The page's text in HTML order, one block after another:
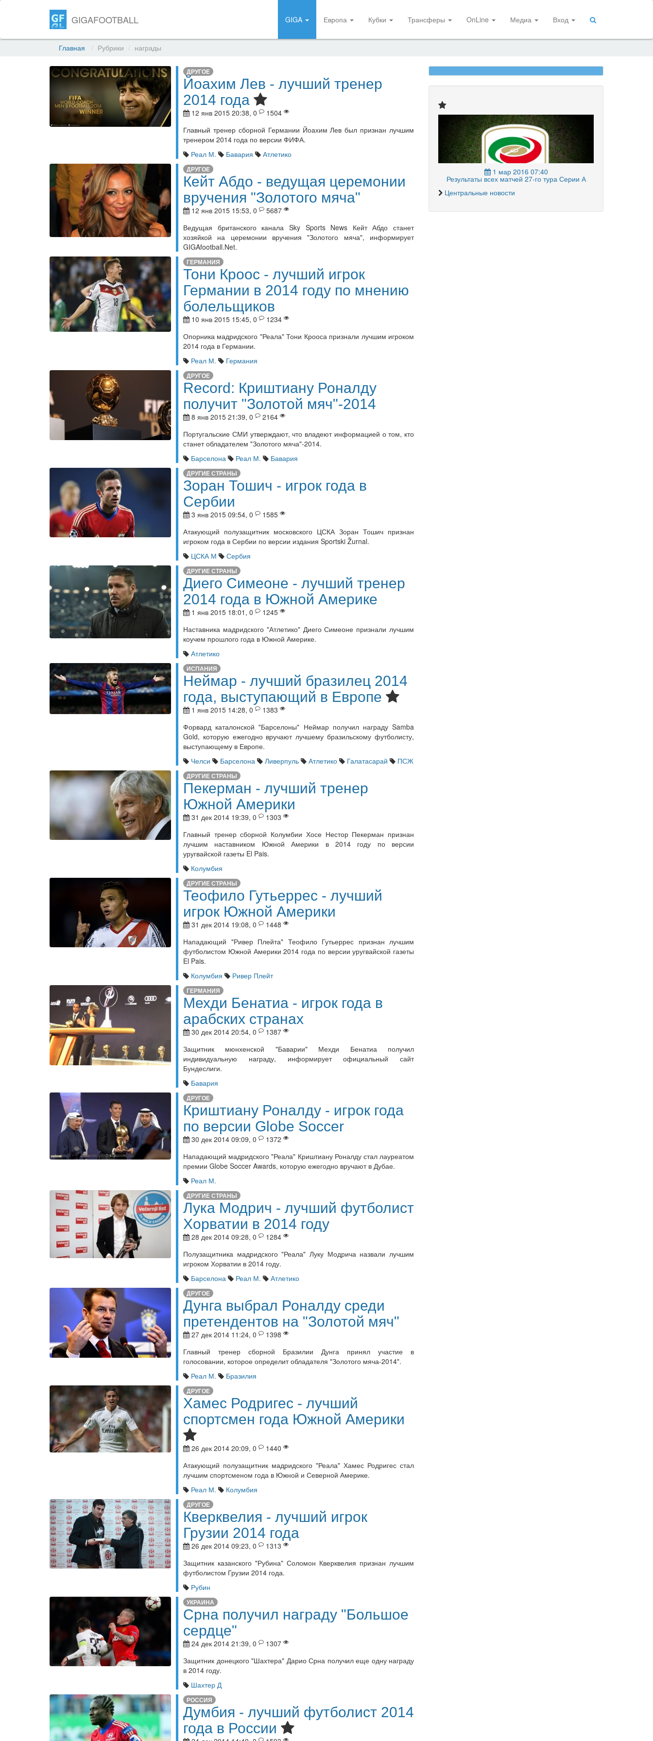
GIGAFOOTBALL GIGA Европа Кубки Трансферы OnLine Медиа Вход
Главная Рубрики награды
ДРУГОЕ
Йоахим Лев - лучший тренер
2014 года
12 янв 2015 20:38, 0
1504
Главный тренер сборной Германии Йоахим Лев был признан лучшим
тренером 2014 года по версии ФИФА.
Реал М.
Бавария Атлетико
ДРУГОЕ
Кейт Абдо - ведущая церемонии
вручения "Золотого мяча"
12 янв 2015 15:53, 0
5687
Ведущая британского канала Sky Sports News Кейт Абдо станет
хозяйкой на церемонии вручения "Золотого мяча", информирует
GIGAfootball.Net.
ГЕРМАНИЯ
Тони Кроос - лучший игрок
Германии в 2014 году по мнению
болельщиков
10 янв 2015 15:45, 0
1234
Опорника мадридского "Реала" Тони Крооса признали лучшим игроком
2014 года в Германии.
Реал М.
Германия
ДРУГОЕ
Record: Криштиану Роналду
получит "Золотой мяч"-2014
8 янв 2015 21:39, 0
2164
Португальские СМИ утверждают, что владеют информацией о том, кто
станет обладателем "Золотого мяча"-2014.
Барселона
Реал М. Бавария
ДРУГИЕ СТРАНЫ
Зоран Тошич - игрок года в
Сербии
3 янв 2015 09:54, 0
1585
Атакующий полузащитник московского ЦСКА Зоран Тошич признан
игроком года в Сербии по версии издания Sportski Žurnal.
ЦСКА М
Сербия
ДРУГИЕ СТРАНЫ
Диего Симеоне - лучший тренер
2014 года в Южной Америке
1 янв 2015 18:01, 0
1245
Наставника мадридского "Атлетико" Диего Симеоне признали лучшим
коучем прошлого года в Южной Америке.
Атлетико
ИСПАНИЯ
Неймар - лучший бразилец 2014
года, выступающий в Европе
1 янв 2015 14:28, 0
1383
Форвард каталонской "Барселоны" Неймар получил награду Samba
Gold, которую ежегодно вручают лучшему бразильскому футболисту,
выступающему в Европе.
Челси
Барселона Ливерпуль Атлетико Галатасарай ПСЖ
ДРУГИЕ СТРАНЫ
Пекерман - лучший тренер
Южной Америки
31 дек 2014 19:39, 0
1303
Главный тренер сборной Колумбии Хосе Нестор Пекерман признан
лучшим наставником Южной Америки в 2014 году по версии
уругвайской газеты El Pais.
Колумбия
ДРУГИЕ СТРАНЫ
Теофило Гутьеррес - лучший
игрок Южной Америки
31 дек 2014 19:08, 0
1448
Нападающий "Ривер Плейта" Теофило Гутьеррес признан лучшим
футболистом Южной Америки 2014 года по версии уругвайской газеты
El Pais.
Колумбия
Ривер Плейт
ГЕРМАНИЯ
Мехди Бенатиа - игрок года в
арабских странах
30 дек 2014 20:54, 0
1387
Защитник мюнхенской "Баварии" Мехди Бенатиа получил
индивидуальную награду, информирует официальный сайт
Бундеслиги.
Бавария
ДРУГОЕ
Криштиану Роналду - игрок года
по версии Globe Soccer
30 дек 2014 09:09, 0
1372
Нападающий мадридского "Реала" Криштиану Роналду стал лауреатом
премии Globe Soccer Awards, которую ежегодно вручают в Дубае.
Реал М.
ДРУГИЕ СТРАНЫ
Лука Модрич - лучший футболист
Хорватии в 2014 году
28 дек 2014 09:28, 0
1284
Полузащитника мадридского "Реала" Луку Модрича назвали лучшим
игроком Хорватии в 2014 году.
Барселона
Реал М. Атлетико
ДРУГОЕ
Дунга выбрал Роналду среди
претендентов на "Золотой мяч"
27 дек 2014 11:24, 0
1398
Главный тренер сборной Бразилии Дунга принял участие в
голосовании, которое определит обладателя "Золотого мяча-2014".
Реал М.
Бразилия
ДРУГОЕ
Хамес Родригес - лучший
спортсмен года Южной Америки
26 дек 2014 20:09, 0
1440
Атакующий полузащитник мадридского "Реала" Хамес Родригес стал
лучшим спортсменом года в Южной и Северной Америке.
Реал М.
Колумбия
ДРУГОЕ
Кверквелия - лучший игрок
Грузии 2014 года
26 дек 2014 09:23, 0
1313
Защитник казанского "Рубина" Соломон Кверквелия признан лучшим
футболистом Грузии 2014 года.
Рубин
УКРАИНА
Срна получил награду "Большое
сердце"
24 дек 2014 21:39, 0
1307
Защитник донецкого "Шахтера" Дарио Срна получил еще одну награду
в 2014 году.
Шахтер Д
РОССИЯ
Думбия - лучший футболист 2014
года в России
1 мар 2016 07:40
Результаты всех матчей 27-го тура Серии А
Центральные новости